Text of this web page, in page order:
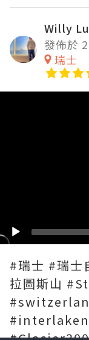
Willy Lu
發佈於
瑞士
#瑞士 #瑞
拉圖斯山